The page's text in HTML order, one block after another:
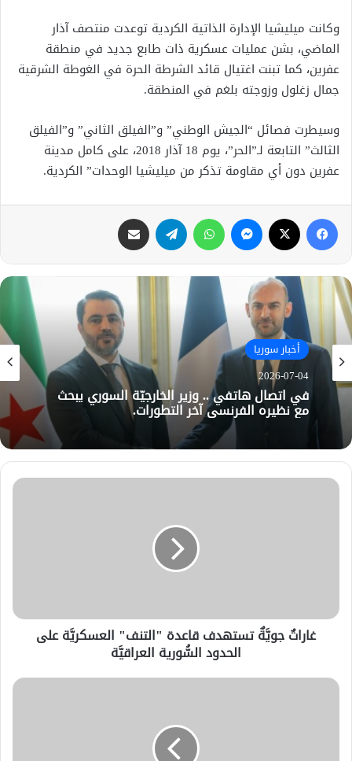
وكانت ميليشيا الإدارة الذاتية الكردية توعدت منتصف آذار
الماضي، بشن عمليات عسكرية ذات طابع جديد في منطقة
عفرين، كما تبنت اغتيال قائد الشرطة الحرة في الغوطة الشرقية
جمال زغلول وزوجته بلغم في المنطقة.
وسيطرت فصائل “الجيش الوطني” و”الفيلق الثاني” و”الفيلق
الثالث” التابعة لـ”الحر”، يوم 18 آذار 2018، على كامل مدينة
عفرين دون أي مقاومة تذكر من ميليشيا الوحدات” الكردية.
فيسبوك ماسنجر واتساب تيلقرام
أخبار سوريا
2026-07-04
في اتصال هاتفي .. وزير الخارجيّة السوري يبحث
مع نظيره الفرنسي آخر التطورات.
غاراتٌ جويَّةٌ تستهدف قاعدة "التنف" العسكريَّة على
الحدود السُّورية العراقيَّة